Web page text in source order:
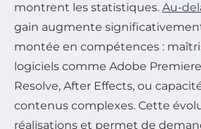
montrent les statistiques. Au-
gain augmente
montée en compétences :
logiciels comme Adobe
Resolve, After Effects, ou
contenus complexes. Cette
réalisations et permet de